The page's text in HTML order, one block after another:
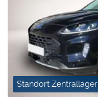
Standort Zentrallager